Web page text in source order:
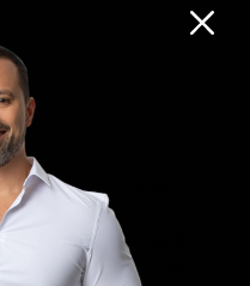
- ¿LO QUIERES?
apartamento de
TEQUENDAMA en El
- Area: 144 Mts2 | EL